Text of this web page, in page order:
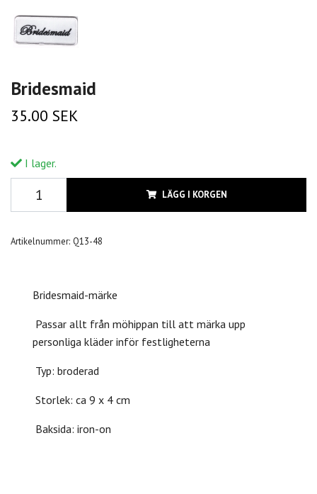
Bridesmaid
35.00 SEK
I lager.
LÄGG I KORGEN
Artikelnummer: Q13-48
Bridesmaid-märke
Passar allt från möhippan till att märka upp
personliga kläder inför festligheterna
Typ: broderad
Storlek: ca 9 x 4 cm
Baksida: iron-on